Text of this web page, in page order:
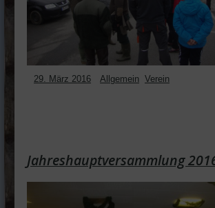
29. März 2016 Allgemein Verein
Jahreshauptversammlung